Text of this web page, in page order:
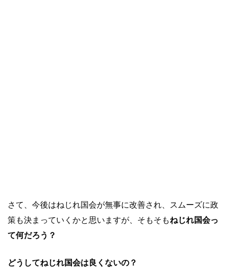
さて、今後はねじれ国会が無事に改善され、スムーズに政
策も決まっていくかと思いますが、そもそもねじれ国会っ
て何だろう？
どうしてねじれ国会は良くないの？